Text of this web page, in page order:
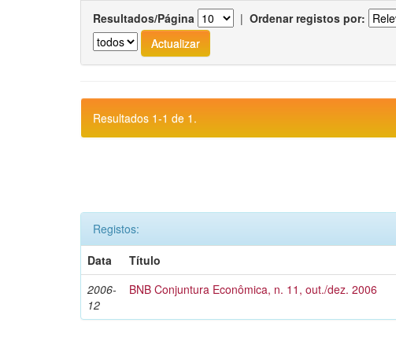
Resultados/Página | Ordenar registos por:
Resultados 1-1 de 1.
Registos:
Data
Título
2006-
12
BNB Conjuntura Econômica, n. 11, out./dez. 2006